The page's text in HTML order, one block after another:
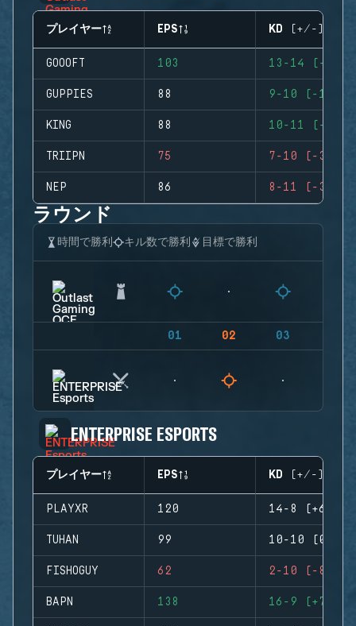
プレイヤー EPS KD (+/-)
GOOOFT 103 13-14 (-1)
GUPPIES 88 9-10 (-1)
KING 88 10-11 (-1)
TRIIPN 75 7-10 (-3)
NEP 86 8-11 (-3)
ラウンド
時間で勝利 キル数で勝利 目標で勝利
01 02 03
ENTERPRISE ESPORTS
プレイヤー EPS KD (+/-)
PLAYXR 120 14-8 (+6)
TUHAN 99 10-10 (0)
FISHOGUY 62 2-10 (-8)
BAPN 138 16-9 (+7)